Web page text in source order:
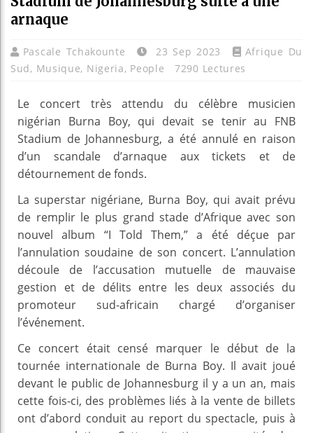
arnaque
Pascale Tchakounte 23 Sep 2023
Afrique Du
Sud, Musique, Nigeria, People 7290 Lectures
Le concert très attendu du célèbre musicien
nigérian Burna Boy, qui devait se tenir au FNB
Stadium de Johannesburg, a été annulé en raison
d’un scandale d’arnaque aux tickets et de
détournement de fonds.
La superstar nigériane, Burna Boy, qui avait prévu
de remplir le plus grand stade d’Afrique avec son
nouvel album “I Told Them,” a été déçue par
l’annulation soudaine de son concert. L’annulation
découle de l’accusation mutuelle de mauvaise
gestion et de délits entre les deux associés du
promoteur sud-africain chargé d’organiser
l’événement.
Ce concert était censé marquer le début de la
tournée internationale de Burna Boy. Il avait joué
devant le public de Johannesburg il y a un an, mais
cette fois-ci, des problèmes liés à la vente de billets
ont d’abord conduit au report du spectacle, puis à